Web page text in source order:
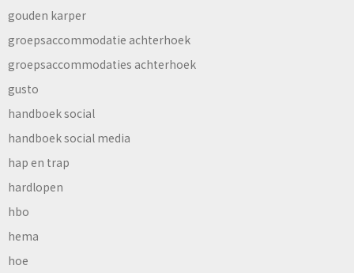
gouden karper
groepsaccommodatie achterhoek
groepsaccommodaties achterhoek
gusto
handboek social
handboek social media
hap en trap
hardlopen
hbo
hema
hoe